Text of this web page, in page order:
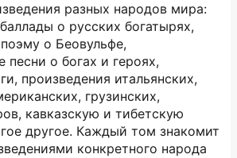
разных народов мира:
о русских богатырях,
о Беовульфе,
песни о богах и героях,
произведения итальянских,
грузинских,
кавказскую и тибетскую
другое. Каждый том знакомит
конкретного народа